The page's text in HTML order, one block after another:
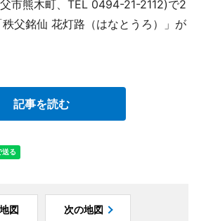
父市熊木町、TEL 0494-21-2112)で2
父銘仙 花灯路（はなとうろ）」が
記事を読む
図 次の地図